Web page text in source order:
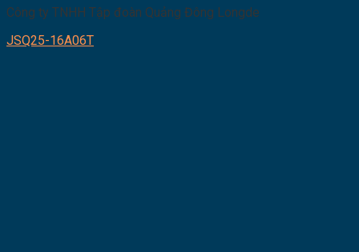
Công ty TNHH Tập đoàn Quảng Đông Longde
JSQ25-16A06T